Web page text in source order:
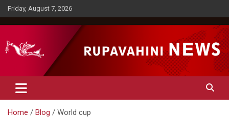
Skip
to
content
Friday, August 7, 2026
Rupavahini News
Home Blog World cup